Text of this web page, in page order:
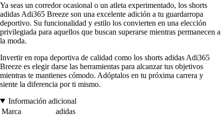
Ya seas un corredor ocasional o un atleta experimentado, los shorts
adidas Adi365 Breeze son una excelente adición a tu guardarropa
deportivo. Su funcionalidad y estilo los convierten en una elección
privilegiada para aquellos que buscan superarse mientras permanecen a
la moda.
Invertir en ropa deportiva de calidad como los shorts adidas Adi365
Breeze es elegir darse las herramientas para alcanzar tus objetivos
mientras te mantienes cómodo. Adóptalos en tu próxima carrera y
siente la diferencia por ti mismo.
Información adicional
Marca
adidas